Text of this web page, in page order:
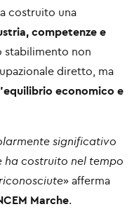
costruito una
competenze e
stabilimento non
diretto, ma
economico e
significativo
costruito nel tempo
» afferma
Marche.